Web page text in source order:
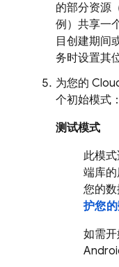
的部分资源
例）共享一
目创建期间
务时设置其
为您的
个初始模式：
测试模式
此模
端库
您的数
护您
如需